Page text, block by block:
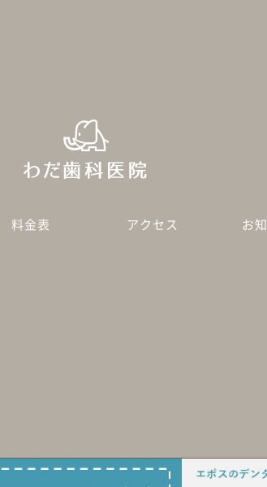
料金表 アクセス お